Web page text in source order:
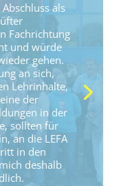
als
Fachrichtung
und würde
gehen.
an sich,
Lehrinhalte,
der
in der
sollten für
an die LEFA
in den
deshalb